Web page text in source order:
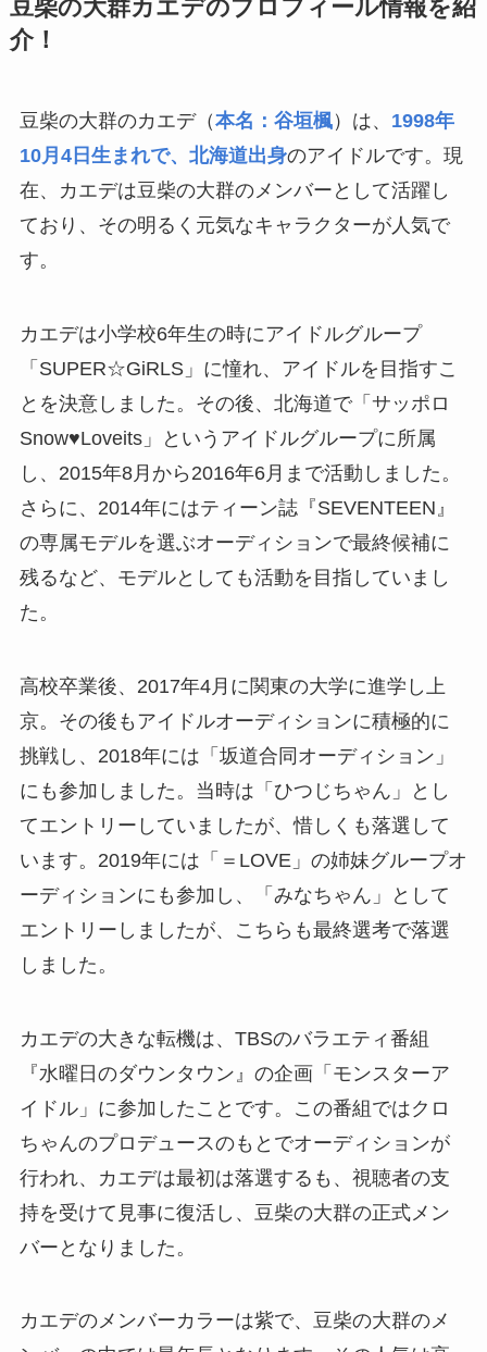
豆柴の大群カエデのプロフィール情報を紹
介！
豆柴の大群のカエデ（本名：谷垣楓）は、 1998年
10月4日生まれで、北海道出身のアイドルです。現
在、カエデは豆柴の大群のメンバーとして活躍し
ており、その明るく元気なキャラクターが人気で
す。
カエデは小学校6年生の時にアイドルグループ
「SUPER☆GiRLS」に憧れ、アイドルを目指すこ
とを決意しました。その後、北海道で「サッポロ
Snow♥Loveits」というアイドルグループに所属
し、2015年8月から2016年6月まで活動しました。
さらに、2014年にはティーン誌『SEVENTEEN』
の専属モデルを選ぶオーディションで最終候補に
残るなど、モデルとしても活動を目指していまし
た。
高校卒業後、2017年4月に関東の大学に進学し上
京。その後もアイドルオーディションに積極的に
挑戦し、2018年には「坂道合同オーディション」
にも参加しました。当時は「ひつじちゃん」とし
てエントリーしていましたが、惜しくも落選して
います。2019年には「＝LOVE」の姉妹グループオ
ーディションにも参加し、「みなちゃん」として
エントリーしましたが、こちらも最終選考で落選
しました。
カエデの大きな転機は、TBSのバラエティ番組
『水曜日のダウンタウン』の企画「モンスターア
イドル」に参加したことです。この番組ではクロ
ちゃんのプロデュースのもとでオーディションが
行われ、カエデは最初は落選するも、視聴者の支
持を受けて見事に復活し、豆柴の大群の正式メン
バーとなりました。
カエデのメンバーカラーは紫で、豆柴の大群のメ